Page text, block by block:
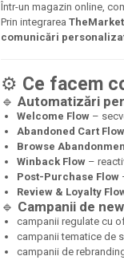
Într-un magazin online,
Prin integrarea
comunicări
⚙️ Ce facem
🔹 Automatizări
Welcome Flow –
Abandoned Cart Flow
Browse
Winback Flow –
Post-Purchase Flow
Review & Loyalty
🔹 Campanii de
campanii regulate cu
campanii tematice de
campanii de